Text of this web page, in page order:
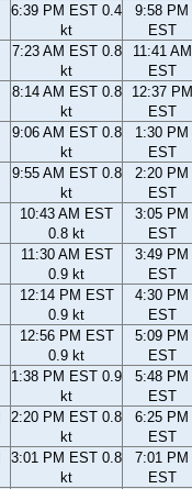
6:39 PM EST 0.4
kt
9:58 PM
EST
7:23 AM EST 0.8
kt
11:41 AM
EST
8:14 AM EST 0.8
kt
12:37 PM
EST
9:06 AM EST 0.8
kt
1:30 PM
EST
9:55 AM EST 0.8
kt
2:20 PM
EST
10:43 AM EST
0.8 kt
3:05 PM
EST
11:30 AM EST
0.9 kt
3:49 PM
EST
12:14 PM EST
0.9 kt
4:30 PM
EST
12:56 PM EST
0.9 kt
5:09 PM
EST
1:38 PM EST 0.9
kt
5:48 PM
EST
2:20 PM EST 0.8
kt
6:25 PM
EST
3:01 PM EST 0.8
kt
7:01 PM
EST